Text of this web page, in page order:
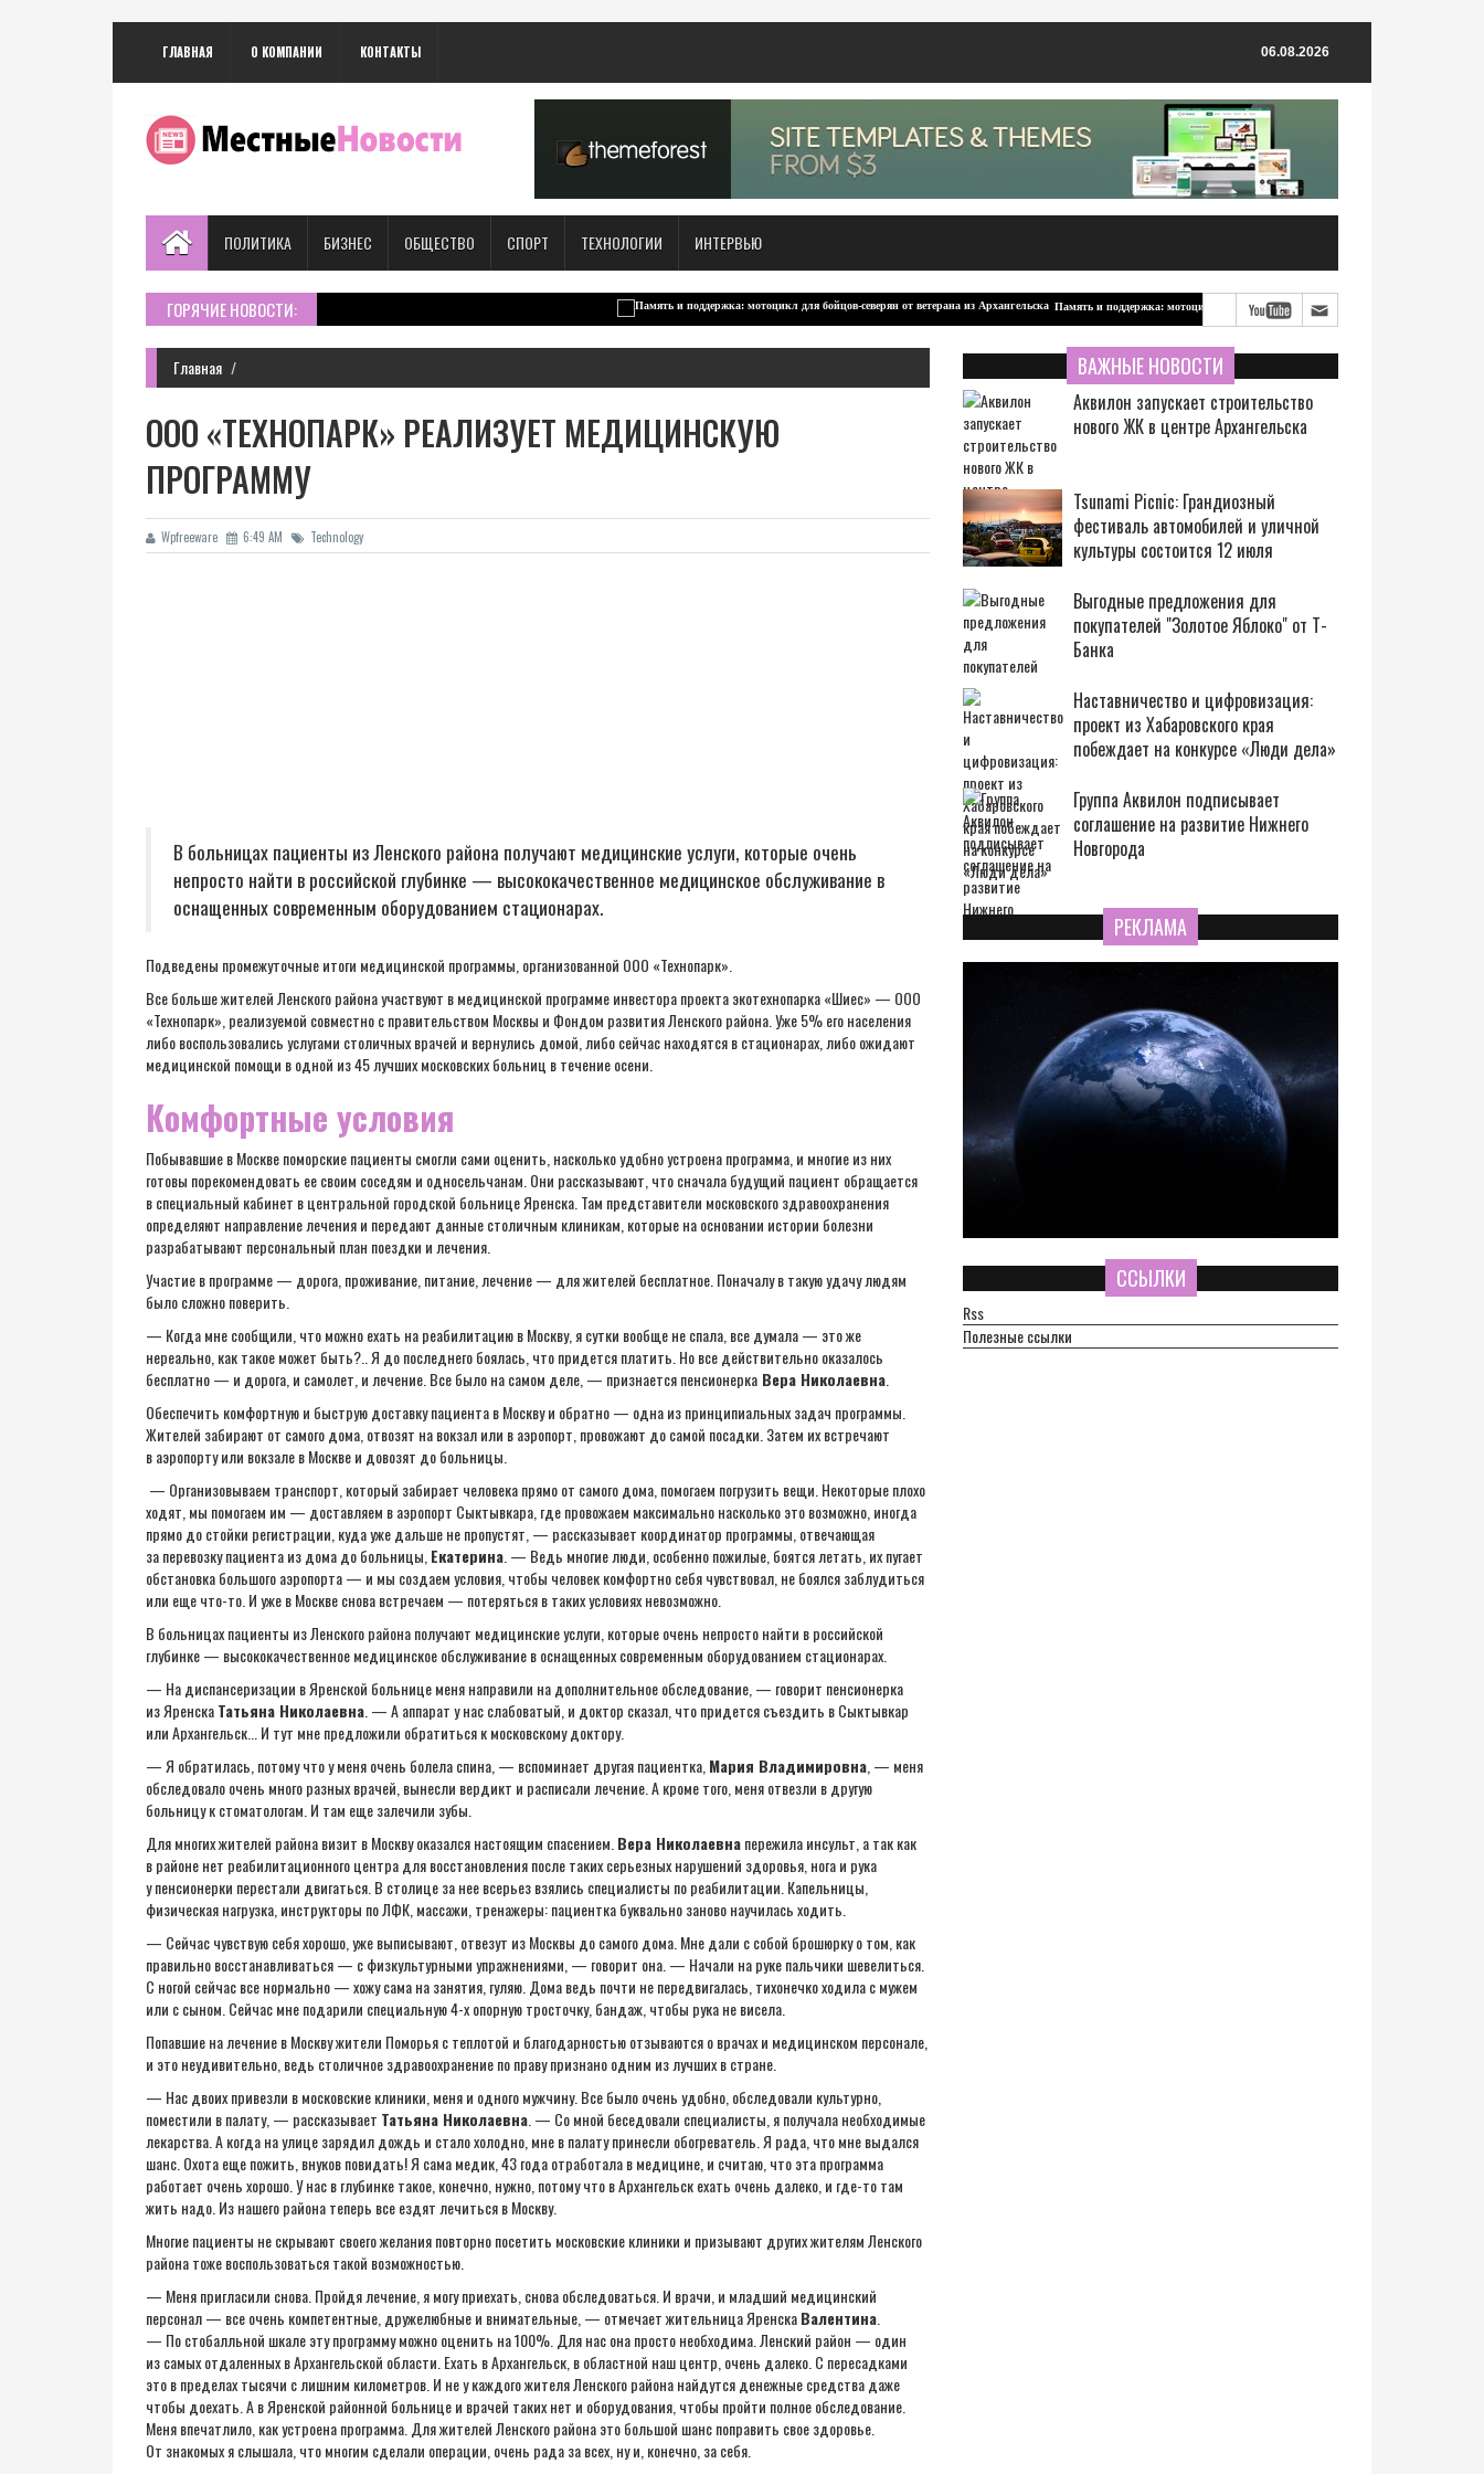
ГЛАВНАЯ О КОМПАНИИ КОНТАКТЫ 06.08.2026
ПОЛИТИКА БИЗНЕС ОБЩЕСТВО СПОРТ ТЕХНОЛОГИИ ИНТЕРВЬЮ
ГОРЯЧИЕ НОВОСТИ: Память и поддержка: мотоцикл для бойцов-северян от ветерана из Архангельска
Главная
ООО «ТЕХНОПАРК» РЕАЛИЗУЕТ МЕДИЦИНСКУЮ
ПРОГРАММУ
Wpfreeware 6:49 AM Technology
В больницах пациенты из Ленского района получают медицинские услуги, которые очень
непросто найти в российской глубинке — высококачественное медицинское обслуживание в
оснащенных современным оборудованием стационарах.
Подведены промежуточные итоги медицинской программы, организованной ООО «Технопарк».
Все больше жителей Ленского района участвуют в медицинской программе инвестора проекта экотехнопарка «Шиес» — ООО
«Технопарк», реализуемой совместно с правительством Москвы и Фондом развития Ленского района. Уже 5% его населения
либо воспользовались услугами столичных врачей и вернулись домой, либо сейчас находятся в стационарах, либо ожидают
медицинской помощи в одной из 45 лучших московских больниц в течение осени.
Комфортные условия
Побывавшие в Москве поморские пациенты смогли сами оценить, насколько удобно устроена программа, и многие из них
готовы порекомендовать ее своим соседям и односельчанам. Они рассказывают, что сначала будущий пациент обращается
в специальный кабинет в центральной городской больнице Яренска. Там представители московского здравоохранения
определяют направление лечения и передают данные столичным клиникам, которые на основании истории болезни
разрабатывают персональный план поездки и лечения.
Участие в программе — дорога, проживание, питание, лечение — для жителей бесплатное. Поначалу в такую удачу людям
было сложно поверить.
— Когда мне сообщили, что можно ехать на реабилитацию в Москву, я сутки вообще не спала, все думала — это же
нереально, как такое может быть?.. Я до последнего боялась, что придется платить. Но все действительно оказалось
бесплатно — и дорога, и самолет, и лечение. Все было на самом деле, — признается пенсионерка Вера Николаевна
Обеспечить комфортную и быструю доставку пациента в Москву и обратно — одна из принципиальных задач программы.
Жителей забирают от самого дома, отвозят на вокзал или в аэропорт, провожают до самой посадки. Затем их встречают
в аэропорту или вокзале в Москве и довозят до больницы.
— Организовываем транспорт, который забирает человека прямо от самого дома, помогаем погрузить вещи. Некоторые плохо
ходят, мы помогаем им — доставляем в аэропорт Сыктывкара, где провожаем максимально насколько это возможно, иногда
прямо до стойки регистрации, куда уже дальше не пропустят, — рассказывает координатор программы, отвечающая
за перевозку пациента из дома до больницы, Екатерина . — Ведь многие люди, особенно пожилые, боятся летать, их пугает
обстановка большого аэропорта — и мы создаем условия, чтобы человек комфортно себя чувствовал, не боялся заблудиться
или еще что-то. И уже в Москве снова встречаем — потеряться в таких условиях невозможно.
В больницах пациенты из Ленского района получают медицинские услуги, которые очень непросто найти в российской
глубинке — высококачественное медицинское обслуживание в оснащенных современным оборудованием стационарах.
— На диспансеризации в Яренской больнице меня направили на дополнительное обследование, — говорит пенсионерка
из ЯренскаТатьяна Николаевна . — А аппарат у нас слабоватый, и доктор сказал, что придется съездить в Сыктывкар
или Архангельск... И тут мне предложили обратиться к московскому доктору.
— Я обратилась, потому что у меня очень болела спина, — вспоминает другая пациентка, Мария Владимировна , — меня
обследовало очень много разных врачей, вынесли вердикт и расписали лечение. А кроме того, меня отвезли в другую
больницу к стоматологам. И там еще залечили зубы.
Для многих жителей района визит в Москву оказался настоящим спасением. Вера Николаевнапережила инсульт, а так как
в районе нет реабилитационного центра для восстановления после таких серьезных нарушений здоровья, нога и рука
у пенсионерки перестали двигаться. В столице за нее всерьез взялись специалисты по реабилитации. Капельницы,
физическая нагрузка, инструкторы по ЛФК, массажи, тренажеры: пациентка буквально заново научилась ходить.
— Сейчас чувствую себя хорошо, уже выписывают, отвезут из Москвы до самого дома. Мне дали с собой брошюрку о том, как
правильно восстанавливаться — с физкультурными упражнениями, — говорит она. — Начали на руке пальчики шевелиться.
С ногой сейчас все нормально — хожу сама на занятия, гуляю. Дома ведь почти не передвигалась, тихонечко ходила с мужем
или с сыном. Сейчас мне подарили специальную 4-х опорную тросточку, бандаж, чтобы рука не висела.
Попавшие на лечение в Москву жители Поморья с теплотой и благодарностью отзываются о врачах и медицинском персонале,
и это неудивительно, ведь столичное здравоохранение по праву признано одним из лучших в стране.
— Нас двоих привезли в московские клиники, меня и одного мужчину. Все было очень удобно, обследовали культурно,
поместили в палату, — рассказывает Татьяна Николаевна . — Со мной беседовали специалисты, я получала необходимые
лекарства. А когда на улице зарядил дождь и стало холодно, мне в палату принесли обогреватель. Я рада, что мне выдался
шанс. Охота еще пожить, внуков повидать! Я сама медик, 43 года отработала в медицине, и считаю, что эта программа
работает очень хорошо. У нас в глубинке такое, конечно, нужно, потому что в Архангельск ехать очень далеко, и где-то там
жить надо. Из нашего района теперь все ездят лечиться в Москву.
Многие пациенты не скрывают своего желания повторно посетить московские клиники и призывают других жителям Ленского
района тоже воспользоваться такой возможностью.
— Меня пригласили снова. Пройдя лечение, я могу приехать, снова обследоваться. И врачи, и младший медицинский
персонал — все очень компетентные, дружелюбные и внимательные, — отмечает жительница ЯренскаВалентина
— По стобалльной шкале эту программу можно оценить на 100%. Для нас она просто необходима. Ленский район — один
из самых отдаленных в Архангельской области. Ехать в Архангельск, в областной наш центр, очень далеко. С пересадками
это в пределах тысячи с лишним километров. И не у каждого жителя Ленского района найдутся денежные средства даже
чтобы доехать. А в Яренской районной больнице и врачей таких нет и оборудования, чтобы пройти полное обследование.
Меня впечатлило, как устроена программа. Для жителей Ленского района это большой шанс поправить свое здоровье.
От знакомых я слышала, что многим сделали операции, очень рада за всех, ну и, конечно, за себя.
ВАЖНЫЕ НОВОСТИ
Аквилон запускает строительство
нового ЖК в центре Архангельска
Tsunami Picnic: Грандиозный
фестиваль автомобилей и уличной
культуры состоится 12 июля
Выгодные предложения для
покупателей "Золотое Яблоко" от Т-
Банка
Наставничество и цифровизация:
проект из Хабаровского края
побеждает на конкурсе «Люди дела»
Группа Аквилон подписывает
соглашение на развитие Нижнего
Новгорода
РЕКЛАМА
ССЫЛКИ
Rss
Полезные ссылки